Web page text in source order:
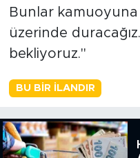
Bunlar
üzerinde
bekliyoruz."
BU BIR İLANDIR